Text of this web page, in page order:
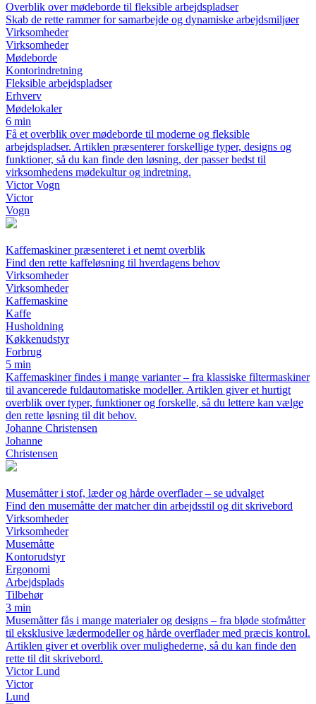
Overblik over mødeborde til fleksible arbejdspladser
Skab de rette rammer for samarbejde og dynamiske arbejdsmiljøer
Virksomheder
Virksomheder
Mødeborde
Kontorindretning
Fleksible arbejdspladser
Erhverv
Mødelokaler
6 min
Få et overblik over mødeborde til moderne og fleksible
arbejdspladser. Artiklen præsenterer forskellige typer, designs og
funktioner, så du kan finde den løsning, der passer bedst til
virksomhedens mødekultur og indretning.
Victor Vogn
Victor
Vogn
Kaffemaskiner præsenteret i et nemt overblik
Find den rette kaffeløsning til hverdagens behov
Virksomheder
Virksomheder
Kaffemaskine
Kaffe
Husholdning
Køkkenudstyr
Forbrug
5 min
Kaffemaskiner findes i mange varianter – fra klassiske filtermaskiner
til avancerede fuldautomatiske modeller. Artiklen giver et hurtigt
overblik over typer, funktioner og forskelle, så du lettere kan vælge
den rette løsning til dit behov.
Johanne Christensen
Johanne
Christensen
Musemåtter i stof, læder og hårde overflader – se udvalget
Find den musemåtte der matcher din arbejdsstil og dit skrivebord
Virksomheder
Virksomheder
Musemåtte
Kontorudstyr
Ergonomi
Arbejdsplads
Tilbehør
3 min
Musemåtter fås i mange materialer og designs – fra bløde stofmåtter
til eksklusive lædermodeller og hårde overflader med præcis kontrol.
Artiklen giver et overblik over mulighederne, så du kan finde den
rette til dit skrivebord.
Victor Lund
Victor
Lund